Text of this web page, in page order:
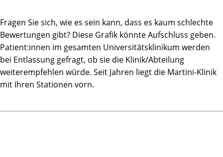
Fragen Sie sich, wie es sein kann, dass es kaum schlechte
Bewertungen gibt? Diese Grafik könnte Aufschluss geben.
Patient:innen im gesamten Universitätsklinikum werden
bei Entlassung gefragt, ob sie die Klinik/Abteilung
weiterempfehlen würde. Seit Jahren liegt die Martini-Klinik
mit Ihren Stationen vorn.